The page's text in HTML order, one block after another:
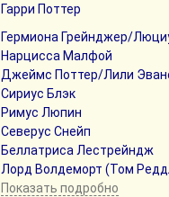
Гарри Поттер
Гермиона Грейнджер/
Нарцисса Малфой
Джеймс Поттер/Лили
Сириус Блэк
Римус Люпин
Северус Снейп
Беллатриса Лестрейндж
Лорд Волдеморт (Том
Показать подробно